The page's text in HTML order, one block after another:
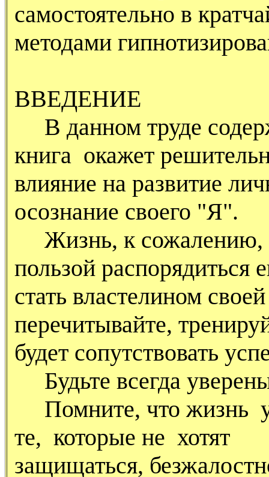
самостоятельно в
методами
ВВЕДЕНИЕ
В данном труде
книга окажет
влияние на развитие
осознание своего "Я".
Жизнь, к сожалению,
пользой распорядиться
стать властелином
перечитывайте,
будет сопутствовать
Будьте всегда
Помните, что жизнь
те, которые не хотят
защищаться,